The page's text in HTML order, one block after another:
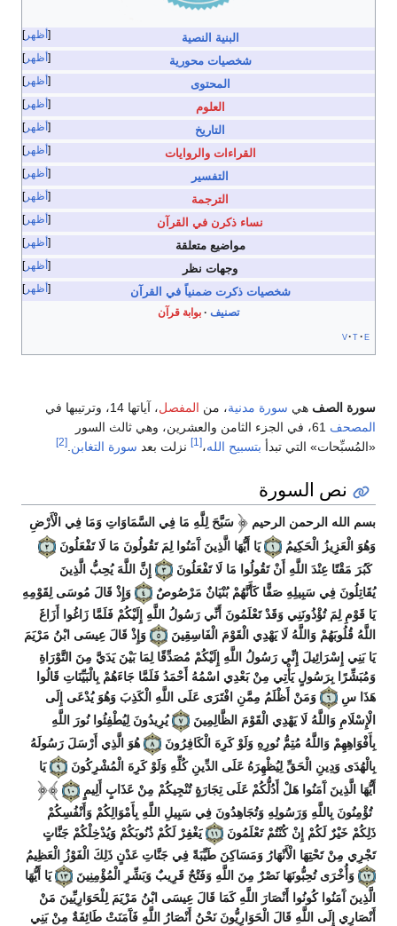
أظهر البنية النصية
أظهر شخصيات محورية
أظهر المحتوى
أظهر العلوم
أظهر التاريخ
أظهر القراءات والروايات
أظهر التفسير
أظهر الترجمة
أظهر نساء ذكرن في القرآن
أظهر مواضيع متعلقة
أظهر وجهات نظر
أظهر شخصيات ذكرت ضمنياً في القرآن
تصنيف
بوابة قرآن
v t e
سورة الصف هي سورة مدنية، من المفصل، آياتها 14، وترتيبها في
المصحف
61، في الجزء الثامن والعشرين، وهي ثالث السور
«المُسبِّحات» التي تبدأ بتسبيح الله،[1] نزلت بعد سورة التغابن [2]
نص السورة
بسم الله الرحمن الرحيم
سَبَّحَ لِلَّهِ مَا فِي السَّمَاوَاتِ وَمَا فِي الْأَرْضِ
وَهُوَ الْعَزِيزُ الْحَكِيمُ
يَا أَيُّهَا الَّذِينَ آَمَنُوا لِمَ تَقُولُونَ مَا لَا تَفْعَلُونَ
كَبُرَ مَقْتًا عِنْدَ اللَّهِ أَنْ تَقُولُوا مَا لَا تَفْعَلُونَ
إِنَّ اللَّهَ يُحِبُّ الَّذِينَ
يُقَاتِلُونَ فِي سَبِيلِهِ صَفًّا كَأَنَّهُمْ بُنْيَانٌ مَرْصُوصٌ
وَإِذْ قَالَ مُوسَى لِقَوْمِهِ
يَا قَوْمِ لِمَ تُؤْذُونَنِي وَقَدْ تَعْلَمُونَ أَنِّي رَسُولُ اللَّهِ إِلَيْكُمْ فَلَمَّا زَاغُوا أَزَاغَ
اللَّهُ قُلُوبَهُمْ وَاللَّهُ لَا يَهْدِي الْقَوْمَ الْفَاسِقِينَ
وَإِذْ قَالَ عِيسَى ابْنُ مَرْيَمَ
يَا بَنِي إِسْرَائِيلَ إِنِّي رَسُولُ اللَّهِ إِلَيْكُمْ مُصَدِّقًا لِمَا بَيْنَ يَدَيَّ مِنَ التَّوْرَاةِ
وَمُبَشِّرًا بِرَسُولٍ يَأْتِي مِنْ بَعْدِي اسْمُهُ أَحْمَدُ فَلَمَّا جَاءَهُمْ بِالْبَيِّنَاتِ قَالُوا
هَذَا سِ
وَمَنْ أَظْلَمُ مِمَّنِ افْتَرَى عَلَى اللَّهِ الْكَذِبَ وَهُوَ يُدْعَى إِلَى
الْإِسْلَامِ وَاللَّهُ لَا يَهْدِي الْقَوْمَ الظَّالِمِينَ
يُرِيدُونَ لِيُطْفِئُوا نُورَ اللَّهِ
بِأَفْوَاهِهِمْ وَاللَّهُ مُتِمُّ نُورِهِ وَلَوْ كَرِهَ الْكَافِرُونَ
هُوَ الَّذِي أَرْسَلَ رَسُولَهُ
بِالْهُدَى وَدِينِ الْحَقِّ لِيُظْهِرَهُ عَلَى الدِّينِ كُلِّهِ وَلَوْ كَرِهَ الْمُشْرِكُونَ
يَا
أَيُّهَا الَّذِينَ آَمَنُوا هَلْ أَدُلُّكُمْ عَلَى تِجَارَةٍ تُنْجِيكُمْ مِنْ عَذَابٍ أَلِيمٍ
تُؤْمِنُونَ بِاللَّهِ وَرَسُولِهِ وَتُجَاهِدُونَ فِي سَبِيلِ اللَّهِ بِأَمْوَالِكُمْ وَأَنْفُسِكُمْ
ذَلِكُمْ خَيْرٌ لَكُمْ إِنْ كُنْتُمْ تَعْلَمُونَ
يَغْفِرْ لَكُمْ ذُنُوبَكُمْ وَيُدْخِلْكُمْ جَنَّاتٍ
تَجْرِي مِنْ تَحْتِهَا الْأَنْهَارُ وَمَسَاكِنَ طَيِّبَةً فِي جَنَّاتِ عَدْنٍ ذَلِكَ الْفَوْزُ الْعَظِيمُ
وَأُخْرَى تُحِبُّونَهَا نَصْرٌ مِنَ اللَّهِ وَفَتْحٌ قَرِيبٌ وَبَشِّرِ الْمُؤْمِنِينَ
يَا أَيُّهَا
الَّذِينَ آَمَنُوا كُونُوا أَنْصَارَ اللَّهِ كَمَا قَالَ عِيسَى ابْنُ مَرْيَمَ لِلْحَوَارِيِّينَ مَنْ
أَنْصَارِي إِلَى اللَّهِ قَالَ الْحَوَارِيُّونَ نَحْنُ أَنْصَارُ اللَّهِ فَآَمَنَتْ طَائِفَةٌ مِنْ بَنِي